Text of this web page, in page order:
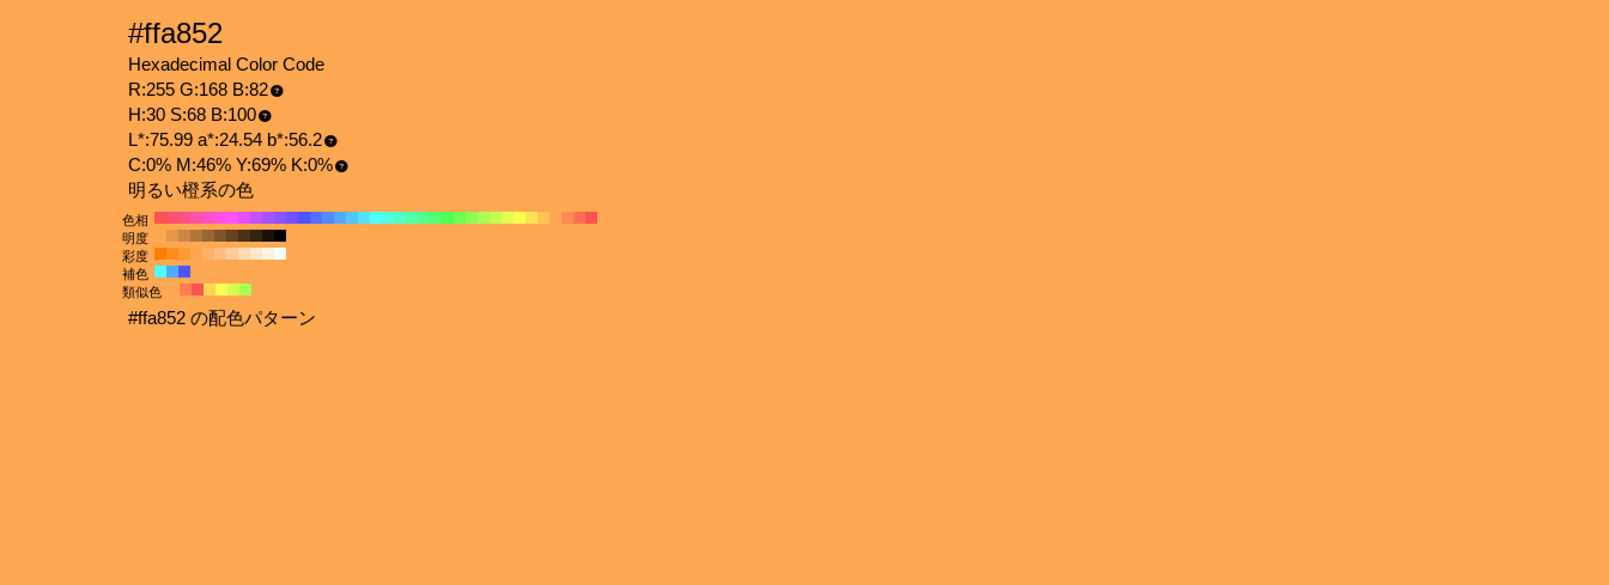
#ffa852
Hexadecimal Color Code
R:255 G:168 B:82
H:30 S:68 B:100
L*:75.99 a*:24.54 b*:56.2
C:0% M:46% Y:69% K:0%
明るい橙系の色
色相
明度
彩度
補色
類似色
#ffa852 の配色パターン